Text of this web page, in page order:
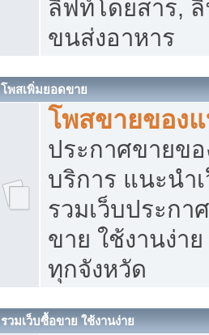
ลิฟท์โดยสาร,
ขนส่งอาหาร
โพสเพิ่มยอดขาย
โพสขายของ
ประกาศขายข
บริการ แนะนำ
รวมเว็บประกา
ขาย ใช้งานง่า
ทุกจังหวัด
รวมเว็บซื้อขาย ใช้งานง่าย